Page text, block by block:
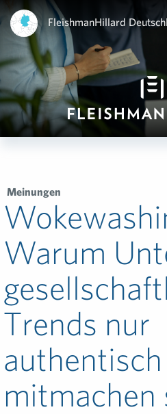
FleishmanHillard
Meinungen
Warum
Trends nur
authentisch
mitmachen